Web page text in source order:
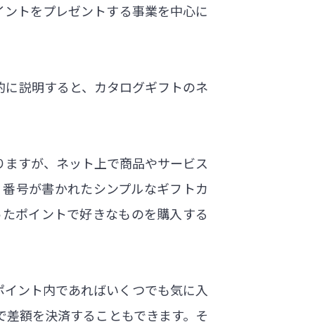
トをプレゼントする事業を中心に
説明すると、カタログギフトのネ
すが、ネット上で商品やサービス
号が書かれたシンプルなギフトカ
ポイントで好きなものを購入する
ント内であればいくつでも気に入
額を決済することもできます。そ